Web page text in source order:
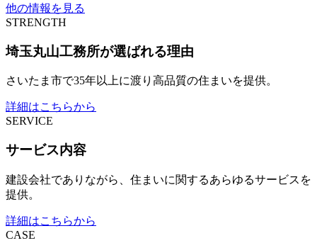
他の情報を見る
STRENGTH
埼玉丸山工務所が選ばれる理由
さいたま市で35年以上に渡り高品質の住まいを提供。
詳細はこちらから
SERVICE
サービス内容
建設会社でありながら、住まいに関するあらゆるサービスを
提供。
詳細はこちらから
CASE